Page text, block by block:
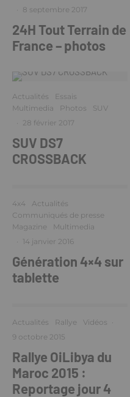
· 8 septembre 2017
24H Tout Terrain de
France – photos
Actualités
Essais
Multimedia
Photos
SUV
· 28 février 2017
SUV DS7
CROSSBACK
4x4
Actualités
Communiqués de presse
Magazine
Multimedia
·
14 janvier 2016
Génération 4×4 sur
tablette
Actualités Rallye Vidéos ·
9 octobre 2015
Rallye OiLibya du
Maroc 2015 :
Reportage jour 4